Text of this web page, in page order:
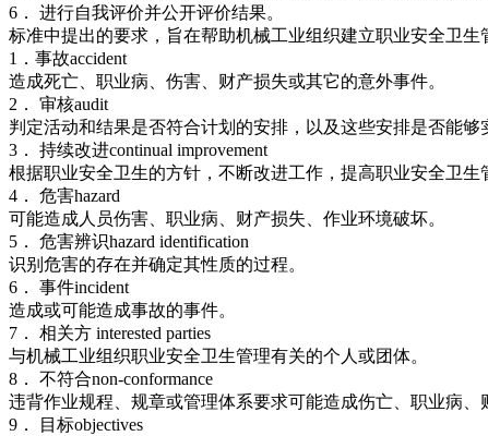
6． 进行自我评价并公开评价结果。
标准中提出的要求，旨在帮助机械工业组织建立职业安全卫
1．事故accident
造成死亡、职业病、伤害、财产损失或其它的意外事件。
2． 审核audit
判定活动和结果是否符合计划的安排，以及这些安排是否能
3． 持续改进continual improvement
根据职业安全卫生的方针，不断改进工作，提高职业安全卫生
4． 危害hazard
可能造成人员伤害、职业病、财产损失、作业环境破坏。
5． 危害辨识hazard identification
识别危害的存在并确定其性质的过程。
6． 事件incident
造成或可能造成事故的事件。
7． 相关方 interested parties
与机械工业组织职业安全卫生管理有关的个人或团体。
8． 不符合non-conformance
违背作业规程、规章或管理体系要求可能造成伤亡、职业病、
9． 目标objectives